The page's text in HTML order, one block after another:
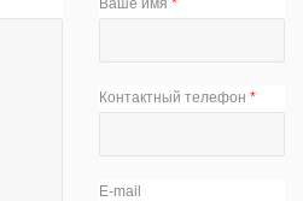
Контактный телефон*
E-mail